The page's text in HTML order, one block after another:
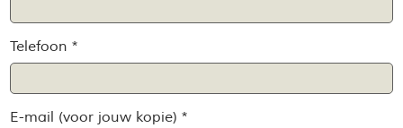
Telefoon *
E-mail (voor jouw kopie) *